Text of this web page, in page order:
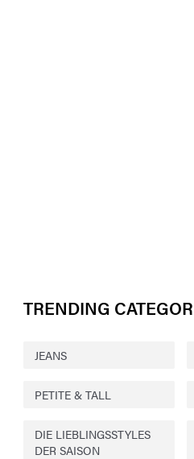
TRENDING
JEANS
PETITE & TALL
DIE LIEBLINGSSTYLES
DER SAISON